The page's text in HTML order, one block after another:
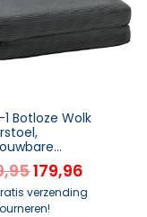
Botloze Wolk
Met
Optiek &
Donker...
179,96
verzending